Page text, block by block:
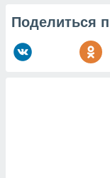
Поделиться